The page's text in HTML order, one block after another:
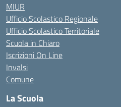
MIUR
Ufficio Scolastico Regionale
Ufficio Scolastico Territoriale
Scuola in Chiaro
Iscrizioni On Line
Invalsi
Comune
La Scuola